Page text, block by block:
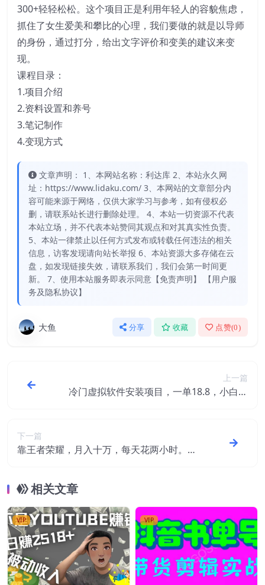
300+轻轻松松。这个项目正是利用年轻人的容貌焦虑，
抓住了女生爱美和攀比的心理，我们要做的就是以导师
的身份，通过打分，给出文字评价和变美的建议来变
现。
课程目录：
1.项目介绍
2.资料设置和养号
3.笔记制作
4.变现方式
文章声明： 1、本网站名称：利达库 2、本站永久网
址：https://www.lidaku.com/ 3、本网站的文章部分内
容可能来源于网络，仅供大家学习与参考，如有侵权必
删，请联系站长进行删除处理。 4、本站一切资源不代表
本站立场，并不代表本站赞同其观点和对其真实性负责。
5、本站一律禁止以任何方式发布或转载任何违法的相关
信息，访客发现请向站长举报 6、本站资源大多存储在云
盘，如发现链接失效，请联系我们，我们会第一时间更
新。 7、使用本站服务即表示同意【免责声明】 【用户服
务及隐私协议】
大鱼 分享 收藏 点赞(0)
上一篇
冷门虚拟软件安装项目，一单18.8，小白也
下一篇
靠王者荣耀，月入十万，每天花两小时。多
相关文章
VIP VIP